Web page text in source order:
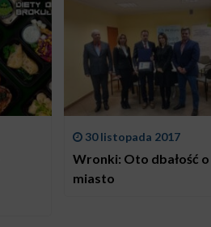
30 listopada 2017
Wronki: Oto dbałość o
miasto